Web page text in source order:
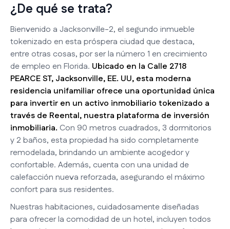
¿De qué se trata?
Bienvenido a Jacksonville-2, el segundo inmueble
tokenizado en esta próspera ciudad que destaca,
entre otras cosas, por ser la número 1 en crecimiento
de empleo en Florida. Ubicado en la Calle 2718
PEARCE ST, Jacksonville, EE. UU, esta moderna
residencia unifamiliar ofrece una oportunidad única
para invertir en un activo inmobiliario tokenizado a
través de Reental, nuestra plataforma de inversión
inmobiliaria. Con 90 metros cuadrados, 3 dormitorios
y 2 baños, esta propiedad ha sido completamente
remodelada, brindando un ambiente acogedor y
confortable. Además, cuenta con una unidad de
calefacción nueva reforzada, asegurando el máximo
confort para sus residentes.
Nuestras habitaciones, cuidadosamente diseñadas
para ofrecer la comodidad de un hotel, incluyen todos